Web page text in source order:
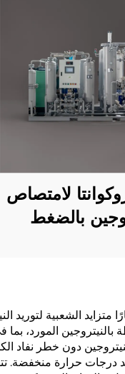
لامتصاص
بالضغط
متزايد الشعبية
المورد، بما
دون خطر نفاد
درجات حرارة منخفضة.